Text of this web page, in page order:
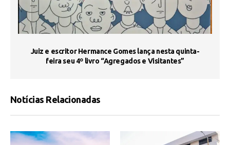
Juiz e escritor Hermance Gomes lança nesta quinta-
feira seu 4º livro “Agregados e Visitantes”
Notícias Relacionadas